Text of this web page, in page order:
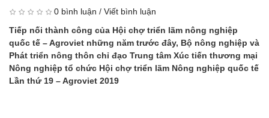
0 bình luận / Viết bình luận
Tiếp nối thành công của Hội chợ triển lãm nông nghiệp
quốc tế – Agroviet những năm trước đây, Bộ nông nghiệp và
Phát triển nông thôn chỉ đạo Trung tâm Xúc tiến thương mại
Nông nghiệp tổ chức Hội chợ triển lãm Nông nghiệp quốc tế
Lần thứ 19 – Agroviet 2019